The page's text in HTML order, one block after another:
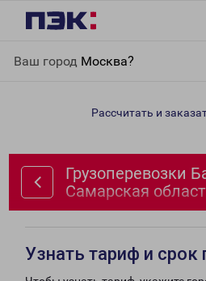
Ваш город Москва?
область
Рассчитать и
Грузоперевозки
Самарская
Узнать тариф и срок